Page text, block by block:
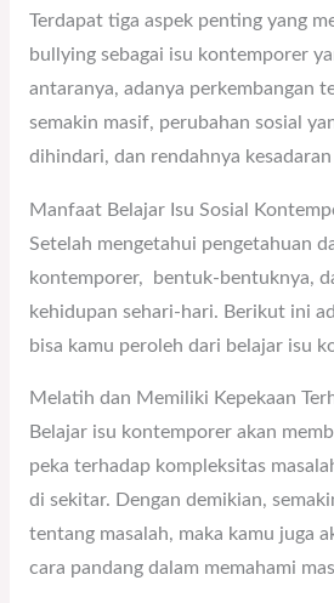
Terdapat tiga aspek penting yang
bullying sebagai isu kontemporer
antaranya, adanya perkembangan
semakin masif, perubahan sosial
dihindari, dan rendahnya
Manfaat Belajar Isu Sosial
Setelah mengetahui pengetahuan
kontemporer, bentuk-bentuknya,
kehidupan sehari-hari. Berikut ini
bisa kamu peroleh dari belajar isu
Melatih dan Memiliki Kepekaan
Belajar isu kontemporer akan
peka terhadap kompleksitas
di sekitar. Dengan demikian,
tentang masalah, maka kamu juga
cara pandang dalam memahami